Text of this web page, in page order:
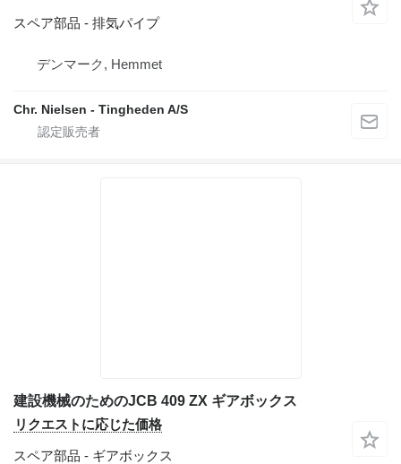
スペア部品 - 排気パイプ
デンマーク, Hemmet
Chr. Nielsen - Tingheden A/S
建設機械のためのJCB 409 ZX ギアボックス
リクエストに応じた価格
スペア部品 - ギアボックス